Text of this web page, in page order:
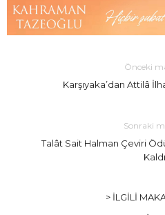
Önceki
Karşıyaka’dan Attilâ
Sonraki
Talât Sait Halman Çeviri
Kaldı
> İLGILI